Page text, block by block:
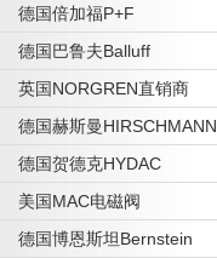
德国倍加福P+F
德国巴鲁夫Balluff
英国NORGREN直销商
德国赫斯曼HIRSCHMANN
德国贺德克HYDAC
美国MAC电磁阀
德国博恩斯坦Bernstein